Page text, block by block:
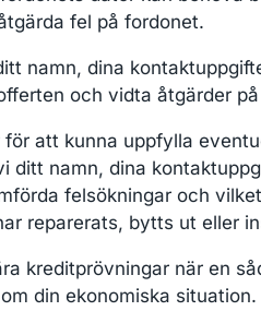
fel på fordonet.
namn, dina
och vidta åtgärder
att kunna uppfylla
ditt namn, dina
felsökningar och
reparerats, bytts ut eller
kreditprövningar när en
din ekonomiska